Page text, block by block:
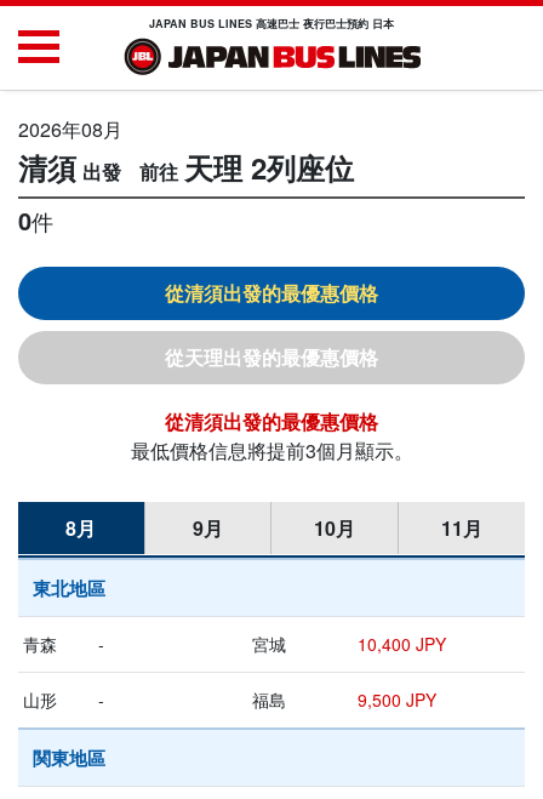
JAPAN BUS LINES 高速巴士 夜行巴士預約 日本
2026年08月
清須 天理 2列座位
0件
清須
天理
清須
最低價格信息將提前3個月顯示。
8月 9月 10月 11月
東北地區
青森 - 宮城 10,400 JPY
山形 - 福島 9,500 JPY
関東地區